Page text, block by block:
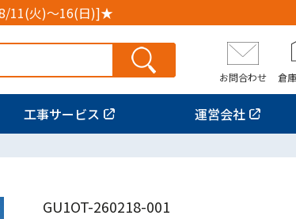
11(火)～16(日)]★
お問合わせ 倉
工事サービス 運営会社
GU1OT-260218-001